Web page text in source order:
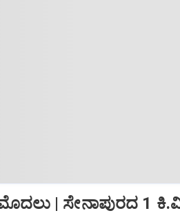
ಮೊದಲು | ಸೇನಾಪುರದ 1